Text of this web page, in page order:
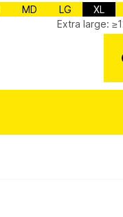
MD LG XL
Extra large: